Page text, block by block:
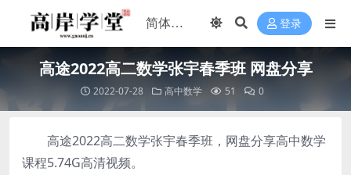
登录
高途2022高二数学张宇春季班 网盘分享
2022-07-28 高中数学 51 0
高途2022高二数学张宇春季班，网盘分享高中数学
课程5.74G高清视频。